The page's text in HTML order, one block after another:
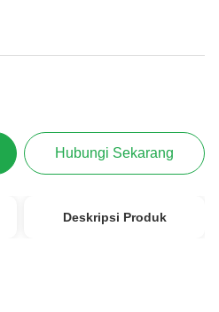
Hubungi Sekarang
Deskripsi Produk